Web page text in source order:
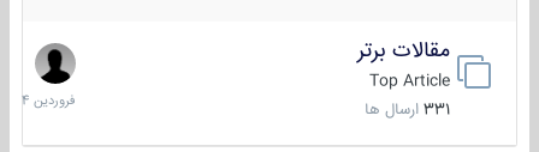
مقالات برتر
Top Article
331 ارسال ها
29
فروردین
1404